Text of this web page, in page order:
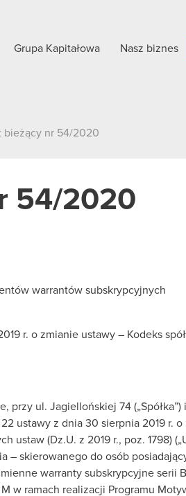
Grupa Kapitałowa Nasz biznes
bieżący nr 54/2020
54/2020
warrantów subskrypcyjnych
r. o zmianie ustawy – Kodeks
przy ul. Jagiellońskiej 74
ustawy z dnia 30 sierpnia 2019 r.
ustaw (Dz.U. z 2019 r., poz. 1798)
– skierowanego do osób
warranty subskrypcyjne serii
w ramach realizacji Programu